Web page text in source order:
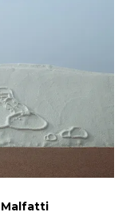
Malfatti